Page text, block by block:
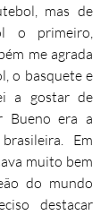
mas de
o primeiro,
me agrada
o basquete e
a gostar de
Bueno era a
Em
muito bem
do mundo
destacar